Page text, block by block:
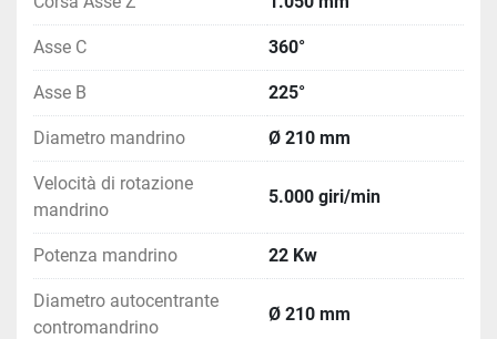
nelle lavorazioni intensive.
Il
MAZAK INTEGREX 200 IV S usato
produttività, precisione e flessibilità produttiva
riducendo il numero di macchine necessarie in officina.
Asse C 360°
Asse B 225°
Diametro mandrino Ø 210 mm
Velocità di rotazione
mandrino
5.000 giri/min
Potenza mandrino 22 Kw
Diametro autocentrante
contromandrino
Ø 210 mm